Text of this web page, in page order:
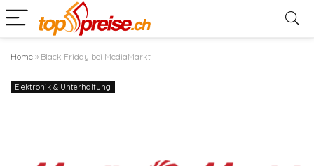
Home » Black Friday bei MediaMarkt
Elektronik & Unterhaltung